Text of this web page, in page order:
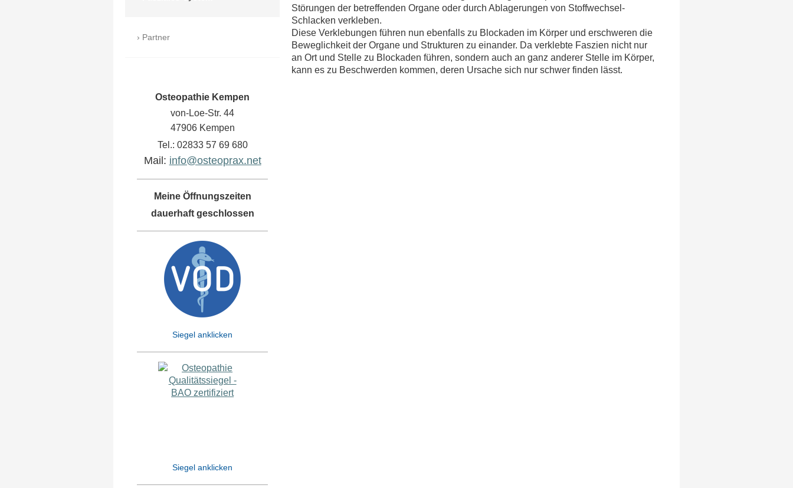
Störungen der betreffenden Organe oder durch Ablagerungen von Stoffwechsel-
Schlacken verkleben.
Diese Verklebungen führen nun ebenfalls zu Blockaden im Körper und erschweren die
Beweglichkeit der Organe und Strukturen zu einander. Da verklebte Faszien nicht nur
an Ort und Stelle zu Blockaden führen, sondern auch an ganz anderer Stelle im Körper,
kann es zu Beschwerden kommen, deren Ursache sich nur schwer finden lässt.
Partner
Osteopathie Kempen
von-Loe-Str. 44
47906 Kempen
Tel.: 02833 57 69 680
Mail: info@osteoprax.net
Meine Öffnungszeiten
dauerhaft geschlossen
Siegel anklicken
Siegel anklicken